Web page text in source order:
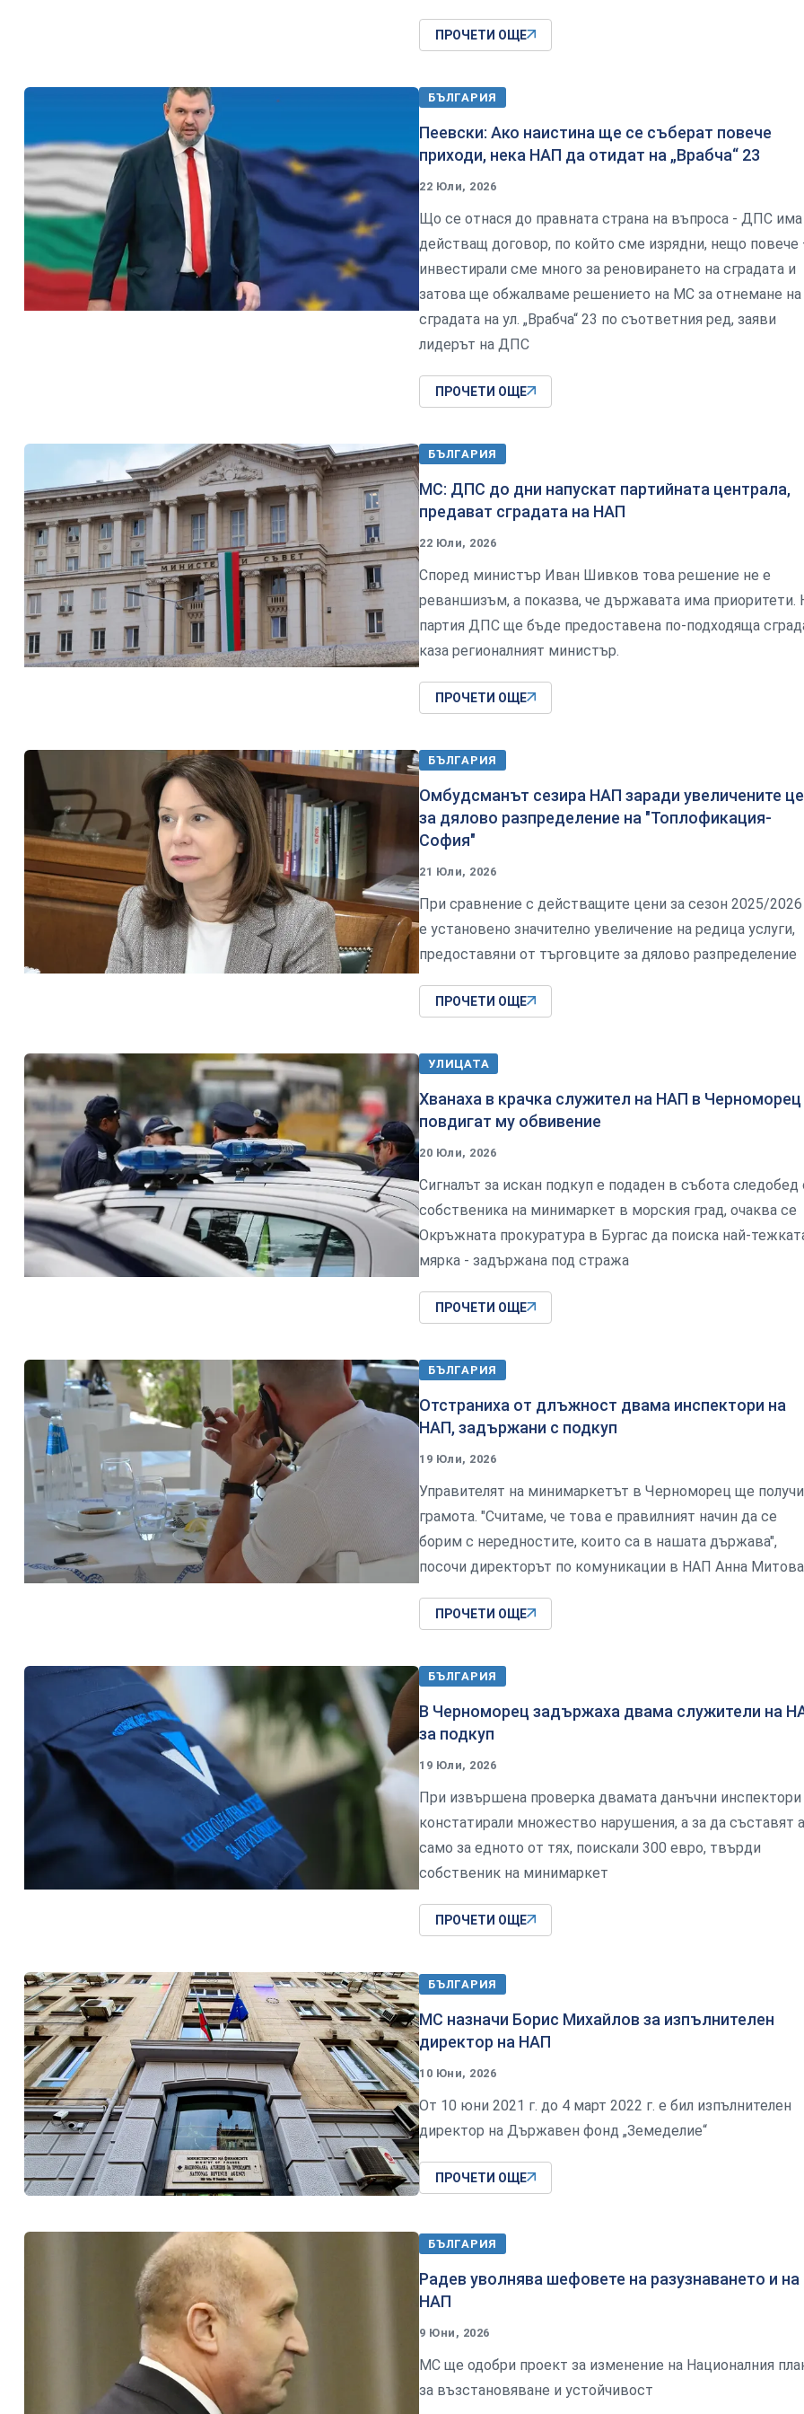
ПРОЧЕТИ ОЩЕ
БЪЛГАРИЯ
Пеевски: Ако наистина ще се съберат повече
приходи, нека НАП да отидат на „Врабча“ 23
22 Юли, 2026
Що се отнася до правната страна на въпроса - ДПС има
действащ договор, по който сме изрядни, нещо повече
инвестирали сме много за реновирането на сградата и
затова ще обжалваме решението на МС за отнемане на
сградата на ул. „Врабча“ 23 по съответния ред, заяви
лидерът на ДПС
ПРОЧЕТИ ОЩЕ
БЪЛГАРИЯ
МС: ДПС до дни напускат партийната централа,
предават сградата на НАП
22 Юли, 2026
Според министър Иван Шивков това решение не е
реваншизъм, а показва, че държавата има приоритети.
партия ДПС ще бъде предоставена по-подходяща
каза регионалният министър.
ПРОЧЕТИ ОЩЕ
БЪЛГАРИЯ
Омбудсманът сезира НАП заради увеличените
за дялово разпределение на "Топлофикация-
София"
21 Юли, 2026
При сравнение с действащите цени за сезон 2025/2026
е установено значително увеличение на редица услуги,
предоставяни от търговците за дялово разпределение
ПРОЧЕТИ ОЩЕ
УЛИЦАТА
Хванаха в крачка служител на НАП в
повдигат му обвивение
20 Юли, 2026
Сигналът за искан подкуп е подаден в събота следобед
собственика на минимаркет в морския град, очаква се
Окръжната прокуратура в Бургас да поиска най-
мярка - задържана под стража
ПРОЧЕТИ ОЩЕ
БЪЛГАРИЯ
Отстраниха от длъжност двама инспектори на
НАП, задържани с подкуп
19 Юли, 2026
Управителят на минимаркетът в Черноморец ще получи
грамота. "Считаме, че това е правилният начин да се
борим с нередностите, които са в нашата държава",
посочи директорът по комуникации в НАП Анна Митова
ПРОЧЕТИ ОЩЕ
БЪЛГАРИЯ
В Черноморец задържаха двама служители на
за подкуп
19 Юли, 2026
При извършена проверка двамата данъчни инспектори
констатирали множество нарушения, а за да съставят
само за едното от тях, поискали 300 евро, твърди
собственик на минимаркет
ПРОЧЕТИ ОЩЕ
БЪЛГАРИЯ
МС назначи Борис Михайлов за изпълнителен
директор на НАП
10 Юни, 2026
От 10 юни 2021 г. до 4 март 2022 г. е бил изпълнителен
директор на Държавен фонд „Земеделие“
ПРОЧЕТИ ОЩЕ
БЪЛГАРИЯ
Радев уволнява шефовете на разузнаването и на
НАП
9 Юни, 2026
МС ще одобри проект за изменение на Националния
за възстановяване и устойчивост